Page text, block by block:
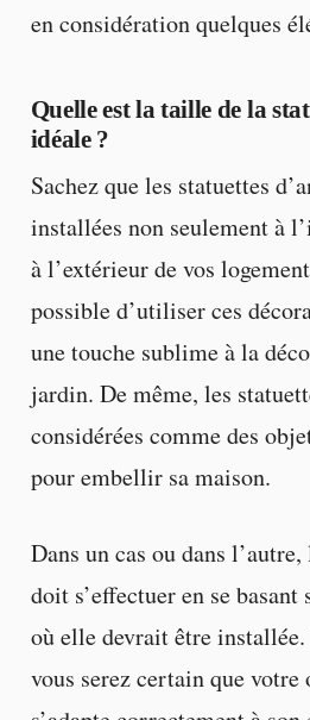
en considération quelques
Quelle est la taille de la
idéale ?
Sachez que les statuettes
installées non seulement à
à l’extérieur de vos
possible d’utiliser ces
une touche sublime à la
jardin. De même, les
considérées comme des
pour embellir sa maison.
Dans un cas ou dans
doit s’effectuer en se
où elle devrait être
vous serez certain que